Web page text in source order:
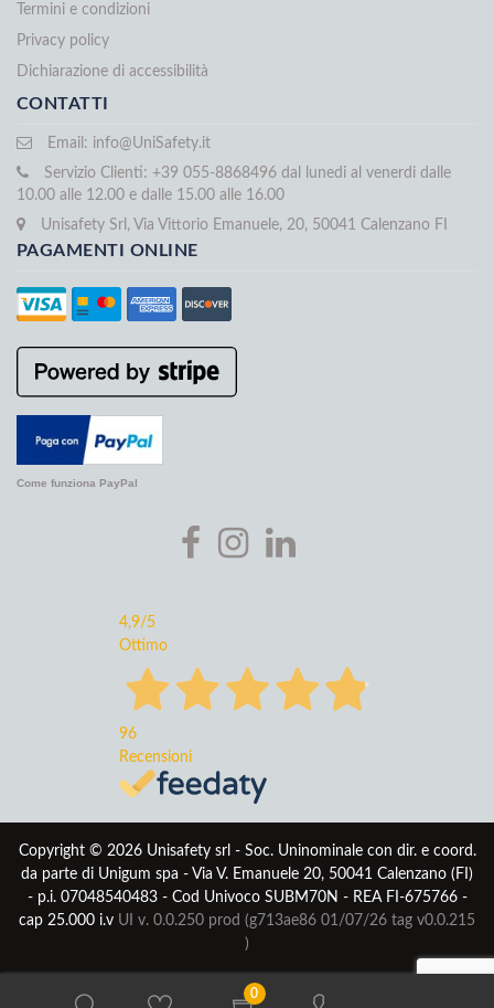
0
Termini e condizioni
Privacy policy
Dichiarazione di accessibilità
CONTATTI
Email: info@UniSafety.it
Servizio Clienti: +39 055-8868496 dal lunedi al venerdi dalle
10.00 alle 12.00 e dalle 15.00 alle 16.00
Unisafety Srl, Via Vittorio Emanuele, 20, 50041 Calenzano FI
PAGAMENTI ONLINE
Come funziona PayPal
4,9/5
Ottimo
96
Recensioni
Copyright © 2026 Unisafety srl - Soc. Uninominale con dir. e coord.
da parte di Unigum spa - Via V. Emanuele 20, 50041 Calenzano (FI)
- p.i. 07048540483 - Cod Univoco SUBM70N - REA FI-675766 -
cap 25.000 i.v UI v. 0.0.250 prod (g713ae86 01/07/26 tag v0.0.215
)